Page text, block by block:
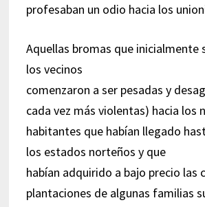
profesaban un odio hacia los
Aquellas bromas que inicialmente
los vecinos
comenzaron a ser pesadas y
cada vez más violentas) hacia los
habitantes que habían llegado
los estados norteños y que
habían adquirido a bajo precio las
plantaciones de algunas familias